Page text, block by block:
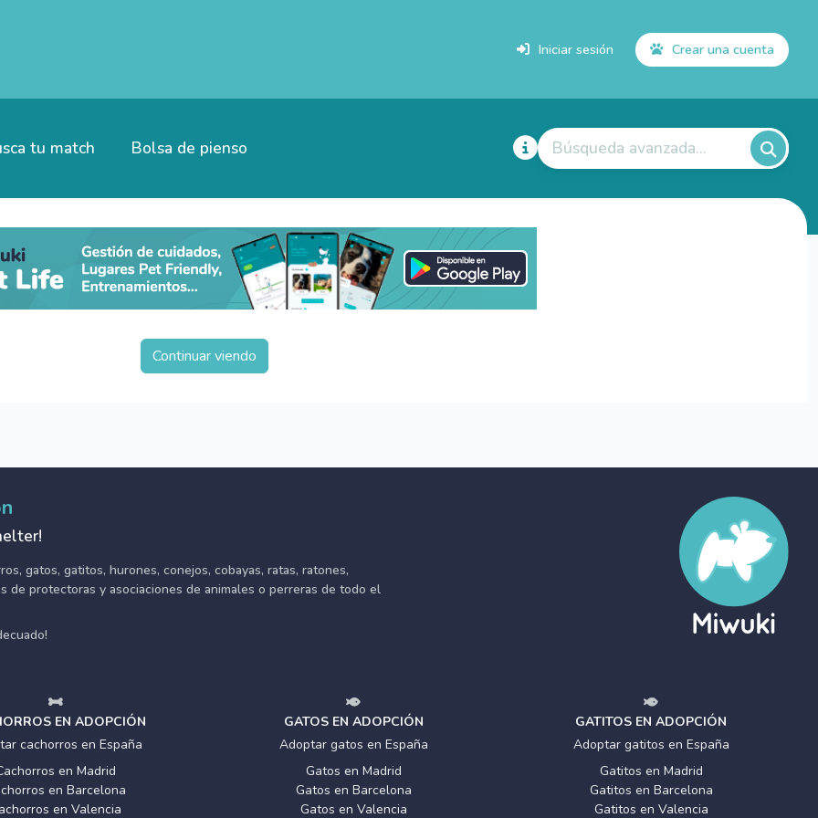
Iniciar sesión Crear una cuenta
tu match Bolsa de pienso Búsqueda avanzada...
Continuar viendo
gatos, gatitos, hurones, conejos, cobayas, ratas, ratones,
de protectoras y asociaciones de animales o perreras de todo el
EN ADOPCIÓN
cachorros en España
en Madrid
en Barcelona
en Valencia
GATOS EN ADOPCIÓN
Adoptar gatos en España
Gatos en Madrid
Gatos en Barcelona
Gatos en Valencia
GATITOS EN ADOPCIÓN
Adoptar gatitos en España
Gatitos en Madrid
Gatitos en Barcelona
Gatitos en Valencia